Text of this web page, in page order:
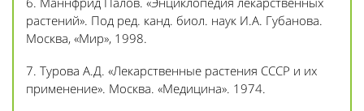
растений». Под ред. канд. биол. наук И.А. Губанова.
Москва, «Мир», 1998.
7. Турова А.Д. «Лекарственные растения СССР и их
применение». Москва. «Медицина». 1974.